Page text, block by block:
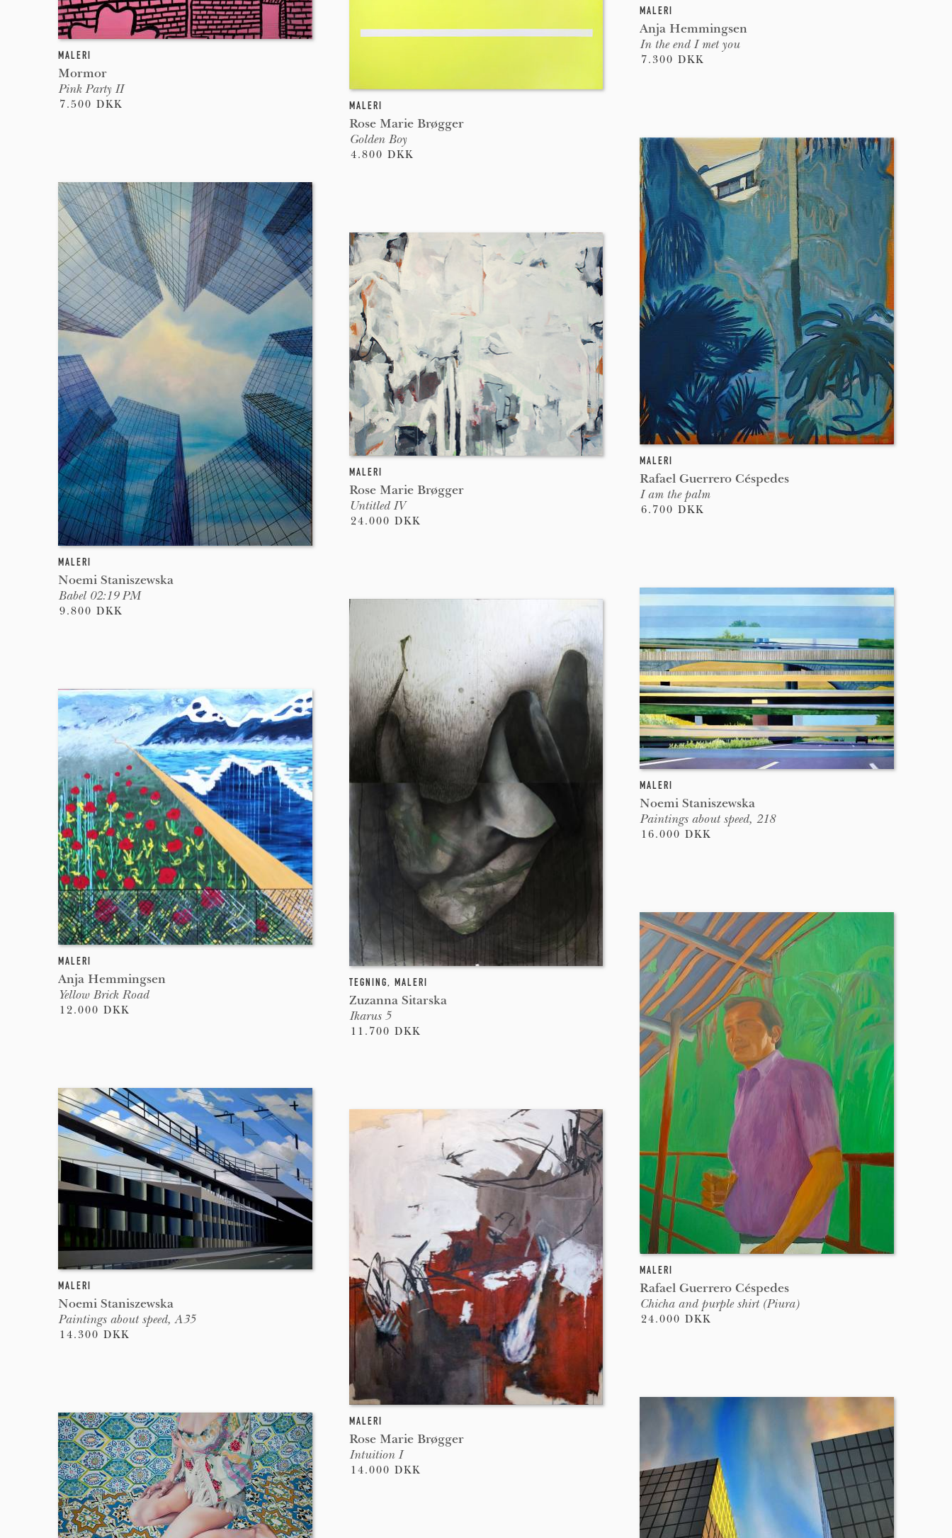
MALERI
Mormor
Pink Party II
7.500 DKK
MALERI
Noemi Staniszewska
Babel 02:19 PM
9.800 DKK
MALERI
Anja Hemmingsen
Yellow Brick Road
12.000 DKK
MALERI
Noemi Staniszewska
Paintings about speed, A35
14.300 DKK
MALERI
Rose Marie Brøgger
Golden Boy
4.800 DKK
MALERI
Rose Marie Brøgger
Untitled IV
24.000 DKK
TEGNING, MALERI
Zuzanna Sitarska
Ikarus 5
11.700 DKK
MALERI
Rose Marie Brøgger
Intuition I
14.000 DKK
MALERI
Anja Hemmingsen
In the end I met you
7.300 DKK
MALERI
Rafael Guerrero Céspedes
I am the palm
6.700 DKK
MALERI
Noemi Staniszewska
Paintings about speed, 218
16.000 DKK
MALERI
Rafael Guerrero Céspedes
Chicha and purple shirt (Piura)
24.000 DKK